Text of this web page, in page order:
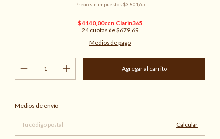
Precio sin impuestos $3.801,65
24 cuotas de$679,69
Medios de pago
Entregas para el CP:
Medios de envío
Calcular